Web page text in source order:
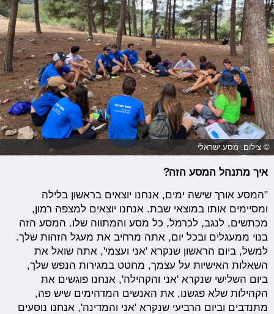
© צילום: מסע ישראלי
איך מתנהל המסע הזה?
"המסע אורך שישה ימים, אנחנו יוצאים בראשון בלילה
ומסיימים אותו במוצאי שבת. אנחנו יוצאים למצפה רמון,
מכתשים, לנגב, לכרמל, כל מסע והמתווה שלו. המסע הזה
בנוי ממעגלים ובכל יום, אתה מרחיב את מעגל הזהות שלך.
למשל, ביום הראשון שנקרא 'אני ועצמי', אתה שואל את
השאלות האישיות על עצמך, מחטט במגירות הנפש שלך,
ביום השלישי שנקרא 'אני והקהילה', אנחנו פוגשים את
הקהילות שלא פגשנו, את האנשים המדהימים שיש פה,
מתנדבים וביום הרביעי שנקרא 'אני והמדינה', אנחנו נוסעים